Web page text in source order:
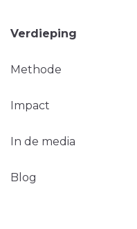
Verdieping
Methode
Impact
In de media
Blog